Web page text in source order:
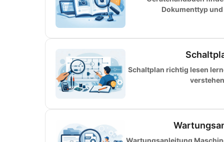
Dokumenttyp
Schaltplan richtig lesen
Wartungsanleitung